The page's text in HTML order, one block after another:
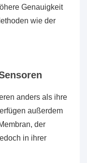
Genauigkeit
wie der
anders als ihre
außerdem
der
in ihrer